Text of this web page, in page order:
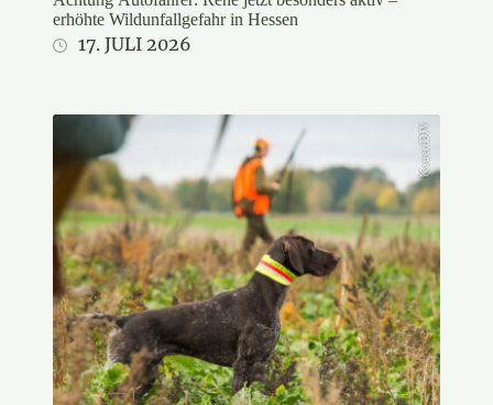
erhöhte Wildunfallgefahr in Hessen
17. JULI 2026
Kauer/DJV